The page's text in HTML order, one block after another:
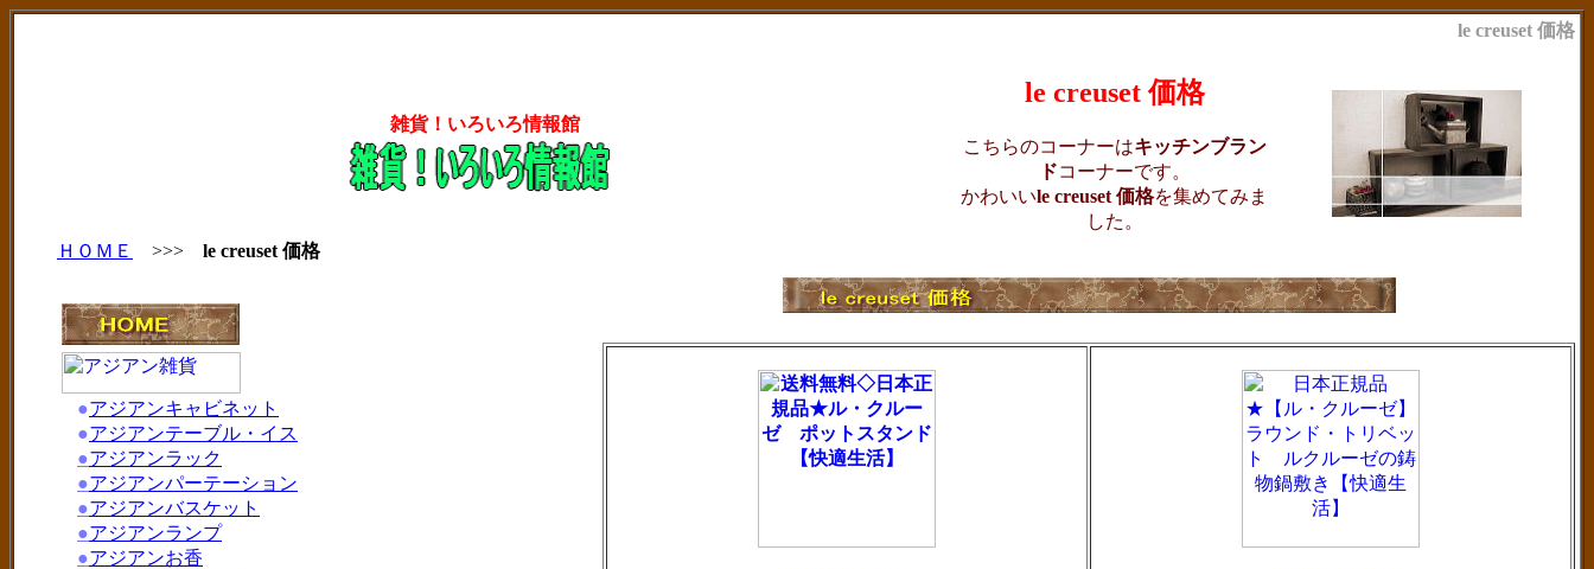
le creuset 価格
雑貨！いろいろ情報館
le creuset 価格
こちらのコーナーはキッチンブラン
ドコーナーです。
かわいいle creuset 価格を集めてみま
した。
ＨＯＭＥ
>>> le creuset 価格
●アジアンキャビネット
●アジアンテーブル・イス
●アジアンラック
●アジアンパーテーション
●アジアンバスケット
●アジアンランプ
●アジアンお香